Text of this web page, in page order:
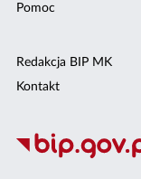
Pomoc
Redakcja BIP MK
Kontakt